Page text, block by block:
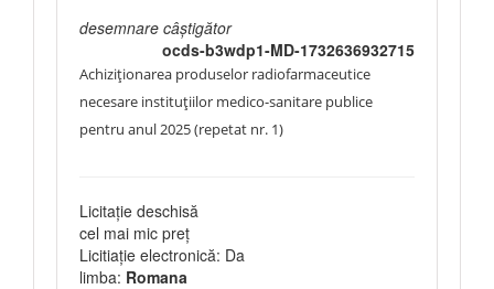
desemnare câștigător
ocds-b3wdp1-MD-1732636932715
Achiziționarea produselor radiofarmaceutice
necesare instituțiilor medico-sanitare publice
pentru anul 2025 (repetat nr. 1)
Licitație deschisă
cel mai mic preț
Licitiație electronică: Da
limba: Romana